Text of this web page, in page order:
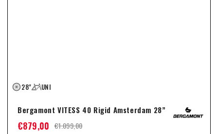
28" UNI
Bergamont VITESS 40 Rigid Amsterdam 28”
€1.099,00
€879,00